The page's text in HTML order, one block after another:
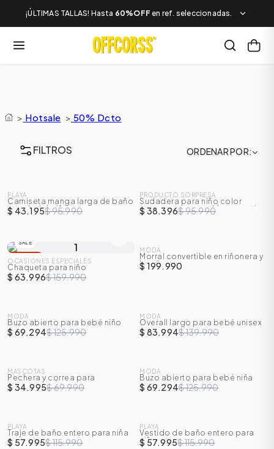
¡ÚLTIMAS TALLAS! Hasta 60%OFF en ref. seleccionadas.
> Hotsale > 50% Dcto
FILTROS ORDENAR POR
-55%
PLAYA
Camiseta manga larga de baño
para bebé niño
$ 43.195$ 95.990
-60%
PRODUCTO SORPRESA
Sudadera para niño color
sorpresa con cordón en pretina
y botas en rib
$ 38.396$ 95.990
-60 %
SALE
OCASIONES ESPECIALES
Chaqueta para niño
$ 63.996$ 159.990
MODA
Morral convertible en riñonera y
lonchera
$ 199.990
-45 %
MODA
Buzo abierto para bebé niño
$ 69.294$ 125.990
-40%
MODA
Overall largo para bebé unisex
$ 83.994$ 139.990
-50%
MASCOTAS
Pechera y correa para
mascotas
$ 34.995$ 69.990
-45 %
MODA
Buzo abierto para bebé niña
$ 69.294$ 125.990
-50%
PLAYA
Traje de baño entero para niña
$ 57.995$ 115.990
-50%
PLAYA
Vestido de baño entero para
niña
$ 57.995$ 115.990